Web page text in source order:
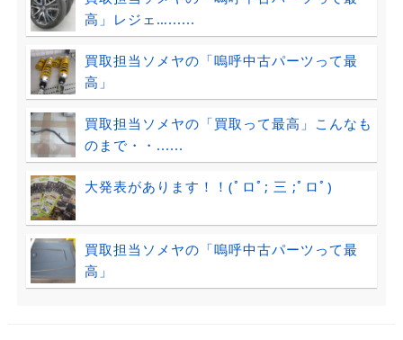
高」レジェ…......
買取担当ソメヤの「嗚呼中古パーツって最
高」
買取担当ソメヤの「買取って最高」こんなも
のまで・・......
大発表があります！！(ﾟロﾟ; 三 ;ﾟロﾟ)
買取担当ソメヤの「嗚呼中古パーツって最
高」